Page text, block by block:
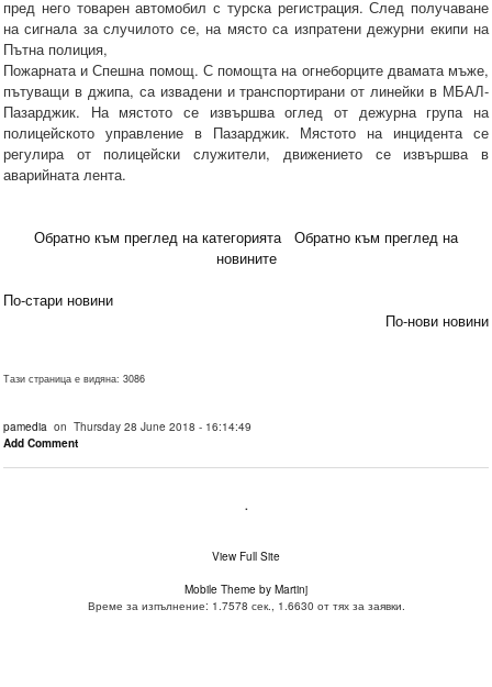
пред него товарен автомобил с турска регистрация. След получаване
на сигнала за случилото се, на място са изпратени дежурни екипи на
Пътна полиция,
Пожарната и Спешна помощ. С помощта на огнеборците двамата мъже,
пътуващи в джипа, са извадени и транспортирани от линейки в МБАЛ-
Пазарджик. На мястото се извършва оглед от дежурна група на
полицейското управление в Пазарджик. Мястото на инцидента се
регулира от полицейски служители, движението се извършва в
аварийната лента.
Обратно към преглед на категорията
Обратно към преглед на
новините
По-стари новини
По-нови новини
Тази страница е видяна: 3086
pamedia on Thursday 28 June 2018 - 16:14:49
Add Comment
.
View Full Site
Mobile Theme by Martinj
Време за изпълнение: 1.7578 сек., 1.6630 от тях за заявки.